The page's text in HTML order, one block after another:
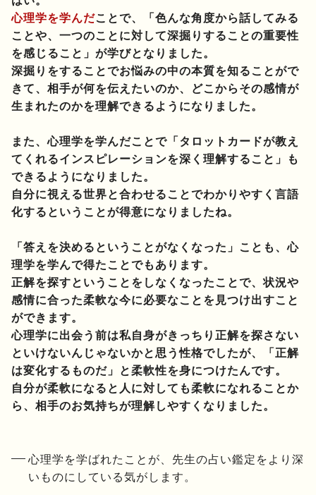
心理学を学んだことで、「色んな角度から話してみる
ことや、一つのことに対して深掘りすることの重要性
を感じること」が学びとなりました。
深掘りをすることでお悩みの中の本質を知ることがで
きて、相手が何を伝えたいのか、どこからその感情が
生まれたのかを理解できるようになりました。
また、心理学を学んだことで「タロットカードが教え
てくれるインスピレーションを深く理解すること」も
できるようになりました。
自分に視える世界と合わせることでわかりやすく言語
化するということが得意になりましたね。
「答えを決めるということがなくなった」ことも、心
理学を学んで得たことでもあります。
正解を探すということをしなくなったことで、状況や
感情に合った柔軟な今に必要なことを見つけ出すこと
ができます。
心理学に出会う前は私自身がきっちり正解を探さない
といけないんじゃないかと思う性格でしたが、「正解
は変化するものだ」と柔軟性を身につけたんです。
自分が柔軟になると人に対しても柔軟になれることか
ら、相手のお気持ちが理解しやすくなりました。
心理学を学ばれたことが、先生の占い鑑定をより深
いものにしている気がします。